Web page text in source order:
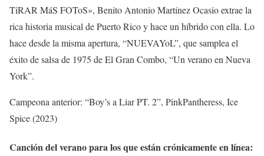
TiRAR MáS FOToS», Benito Antonio Martínez Ocasio extrae la
rica historia musical de Puerto Rico y hace un híbrido con ella. Lo
hace desde la misma apertura, “NUEVAYoL”, que samplea el
éxito de salsa de 1975 de El Gran Combo, “Un verano en Nueva
York”.
Campeona anterior: “Boy’s a Liar PT. 2”, PinkPantheress, Ice
Spice (2023)
Canción del verano para los que están crónicamente en línea: